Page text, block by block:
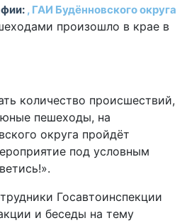
, ГАИ Будённовского округа
произошло в крае в
количество происшествий,
пешеходы, на
округа пройдёт
под условным
Госавтоинспекции
и беседы на тему